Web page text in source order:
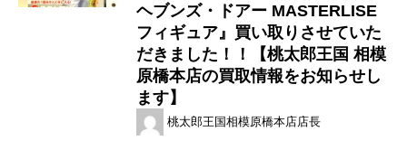
ヘブンズ・ドアー MASTERLISE
フィギュア』買い取りさせていた
だきました！！【桃太郎王国 相模
原橋本店の買取情報をお知らせし
ます】
桃太郎王国相模原橋本店店長